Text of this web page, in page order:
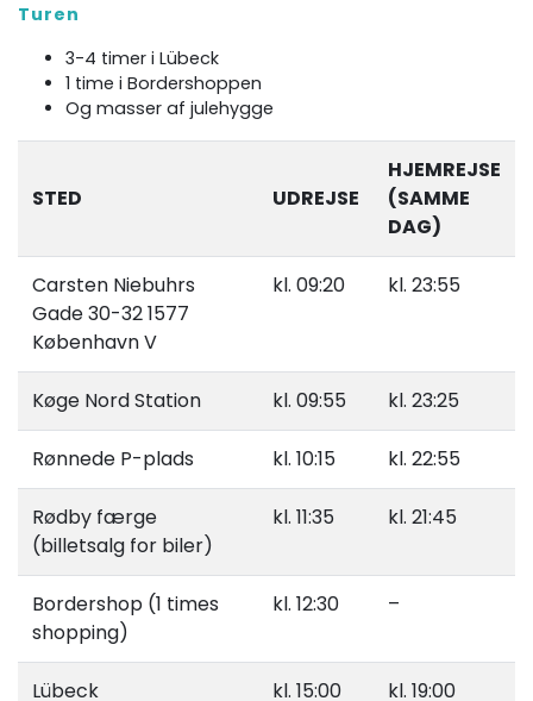
Turen
3-4 timer i Lübeck
1 time i Bordershoppen
Og masser af julehygge
STED UDREJSE
HJEMREJSE
(SAMME
DAG)
Carsten Niebuhrs
Gade 30-32 1577
København V
kl. 09:20 kl. 23:55
Køge Nord Station kl. 09:55 kl. 23:25
Rønnede P-plads kl. 10:15 kl. 22:55
Rødby færge
(billetsalg for biler)
kl. 11:35 kl. 21:45
Bordershop (1 times
shopping)
kl. 12:30 –
Lübeck kl. 15:00 kl. 19:00